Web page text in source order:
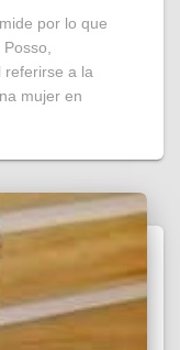
por lo que
referirse a la
mujer en